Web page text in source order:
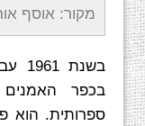
מקור: אוסף
בכפר
ספרותית. הוא